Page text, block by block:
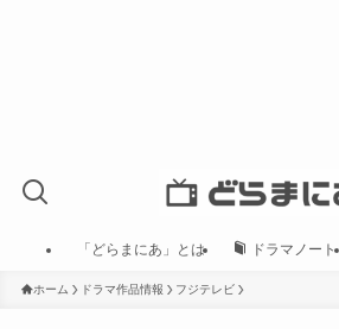
「どらまにあ」とは ドラマノート
ホーム ドラマ作品情報 フジテレビ